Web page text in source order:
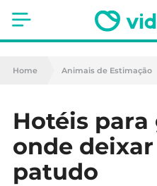
Saúde
Nutrição
Receitas
Home Animais de Estimação
Hotéis para
onde deixar
patudo